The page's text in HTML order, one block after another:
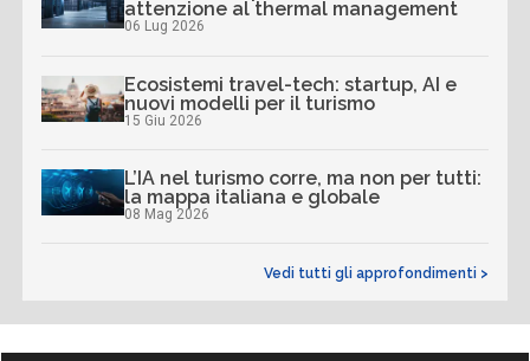
attenzione al thermal management
06 Lug 2026
Ecosistemi travel-tech: startup, AI e
nuovi modelli per il turismo
15 Giu 2026
L’IA nel turismo corre, ma non per tutti:
la mappa italiana e globale
08 Mag 2026
Vedi tutti gli approfondimenti >